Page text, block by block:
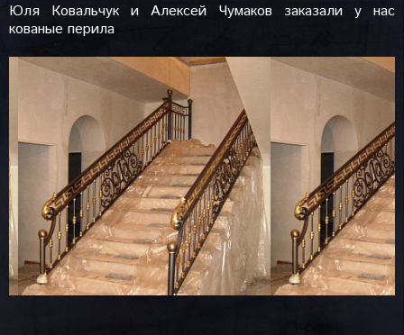
Юля Ковальчук и Алексей Чумаков заказали у нас
кованые перила